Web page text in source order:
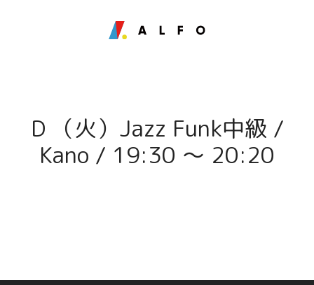
D （火）Jazz Funk中級 /
Kano / 19:30 〜 20:20